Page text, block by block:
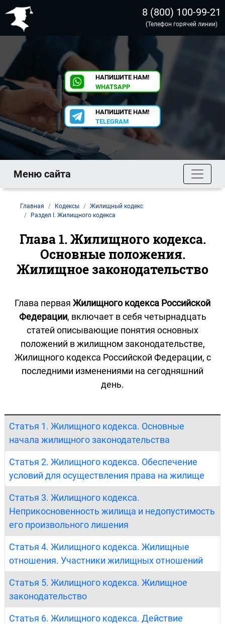
8 (800) 100-99-21
(Телефон горячей линии)
НАПИШИТЕ НАМ!
WHATSAPP
НАПИШИТЕ НАМ!
TELEGRAM
Меню сайта
Главная Кодексы
Жилищный кодекс
Раздел I. Жилищного кодекса
Глава 1. Жилищного кодекса.
Основные положения.
Жилищное законодательство
Глава первая Жилищного кодекса Российской
Федерации, включает в себя четырнадцать
статей описывающие понятия основных
положений в жилищном законодательстве,
Жилищного кодекса Российской Федерации, с
последними изменениями на сегодняшний
день.
Статья 1. Жилищного кодекса. Основные
начала жилищного законодательства
Статья 2. Жилищного кодекса. Обеспечение
условий для осуществления права на жилище
Статья 3. Жилищного кодекса.
Неприкосновенность жилища и недопустимость
его произвольного лишения
Статья 4. Жилищного кодекса. Жилищные
отношения. Участники жилищных отношений
Статья 5. Жилищного кодекса. Жилищное
законодательство
Статья 6. Жилищного кодекса. Действие